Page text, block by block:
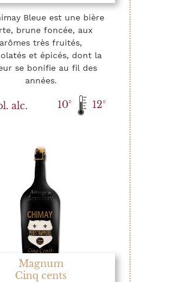
Bleue est une bière
brune foncée, aux
arômes très fruités,
et épicés, dont la
se bonifie au fil des
années.
alc. 10° 12°
Magnum
Cinq cents